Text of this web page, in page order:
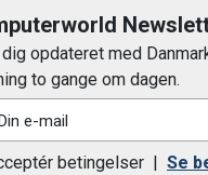
opdateret med
to gange om dagen.
e-mail
betingelser | Se